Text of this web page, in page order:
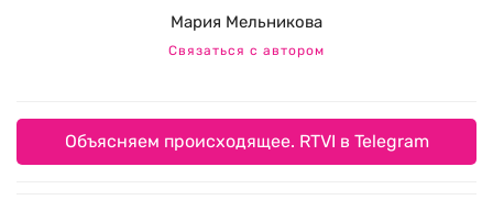
Мария Мельникова
Связаться с автором
Объясняем происходящее. RTVI в Telegram